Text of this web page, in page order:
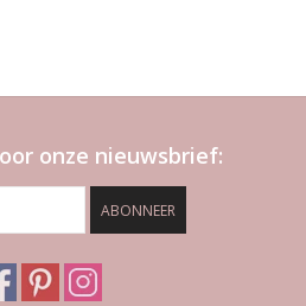
onze nieuwsbrief:
ABONNEER